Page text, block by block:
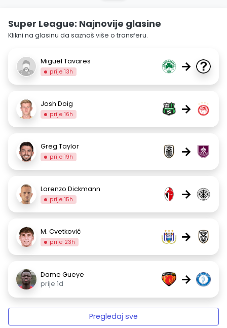
Super League: Najnovije glasine
Klikni na glasinu da saznaš više o transferu.
Miguel Tavares
prije 13h →
Josh Doig
prije 16h →
Greg Taylor
prije 19h →
Lorenzo Dickmann
prije 15h →
M. Cvetković
prije 23h →
Dame Gueye
prije 1d
→
Pregledaj sve